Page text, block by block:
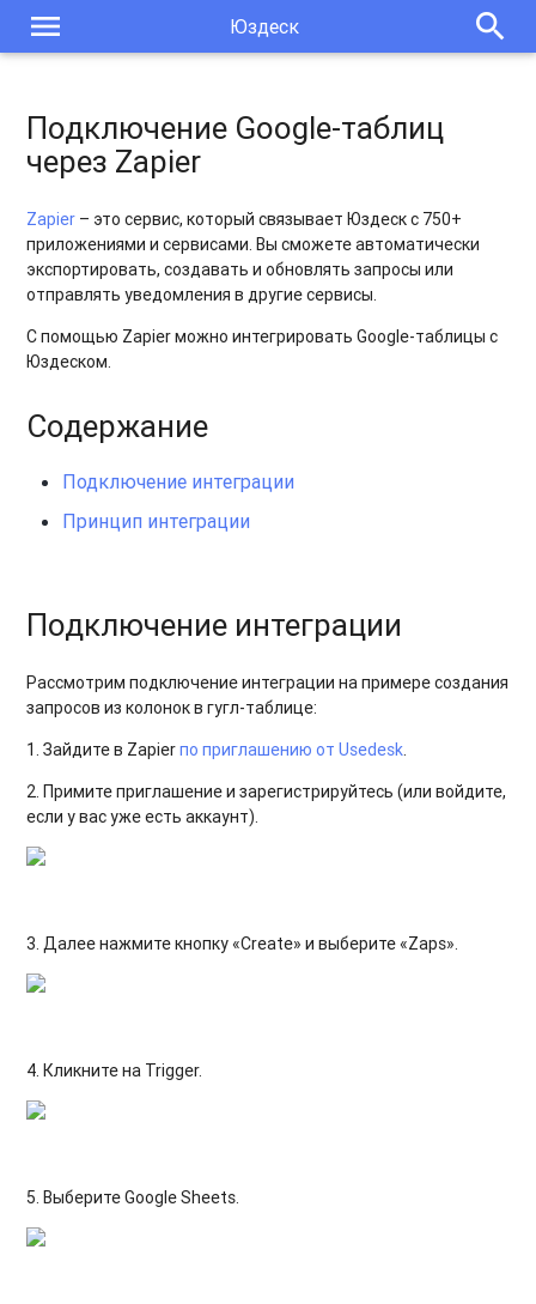
menu Юздеск search
Подключение Google-таблиц
через Zapier
Zapier – это сервис, который связывает Юздеск с 750+
приложениями и сервисами. Вы сможете автоматически
экспортировать, создавать и обновлять запросы или
отправлять уведомления в другие сервисы.
С помощью Zapier можно интегрировать Google-таблицы с
Юздеском.
Содержание
Подключение интеграции
Принцип интеграции
Подключение интеграции
Рассмотрим подключение интеграции на примере создания
запросов из колонок в гугл-таблице:
1. Зайдите в Zapierпо приглашению от Usedesk.
2. Примите приглашение и зарегистрируйтесь (или войдите,
если у вас уже есть аккаунт).
3. Далее нажмите кнопку «Create» и выберите «Zaps».
4. Кликните на Trigger.
5. Выберите Google Sheets.